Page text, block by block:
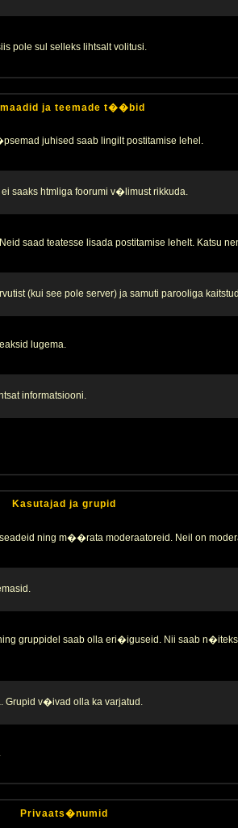
pole sul selleks lihtsalt volitusi.
ja teemade t��bid
juhised saab lingilt postitamise lehel.
saaks htmliga foorumi v�limust rikkuda.
saad teatesse lisada postitamise lehelt. Katsu
(kui see pole server) ja samuti parooliga
lugema.
informatsiooni.
Kasutajad ja grupid
ning m��rata moderaatoreid. Neil on
gruppidel saab olla eri�iguseid. Nii saab
Grupid v�ivad olla ka varjatud.
Privaats�numid